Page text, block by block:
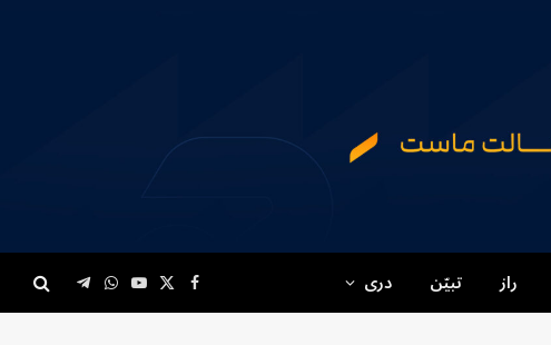
راز تبیّن دری Facebook
X
(Twitter)
YouTube
WhatsApp
Telegram